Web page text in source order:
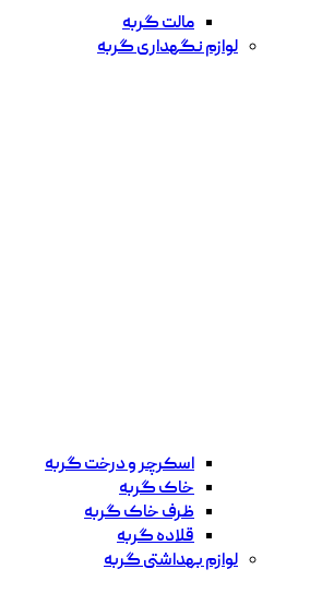
مالت گربه
لوازم نگهداری گربه
اسکرچر و درخت گربه
خاک گربه
ظرف خاک گربه
قلاده گربه
لوازم بهداشتی گربه